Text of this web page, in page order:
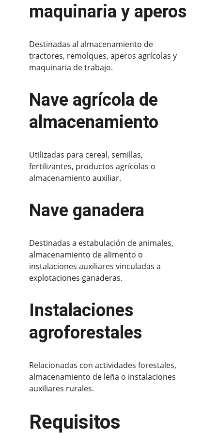
maquinaria y aperos
Destinadas al almacenamiento de
tractores, remolques, aperos agrícolas y
maquinaria de trabajo.
Nave agrícola de
almacenamiento
Utilizadas para cereal, semillas,
fertilizantes, productos agrícolas o
almacenamiento auxiliar.
Nave ganadera
Destinadas a estabulación de animales,
almacenamiento de alimento o
instalaciones auxiliares vinculadas a
explotaciones ganaderas.
Instalaciones
agroforestales
Relacionadas con actividades forestales,
almacenamiento de leña o instalaciones
auxiliares rurales.
Requisitos